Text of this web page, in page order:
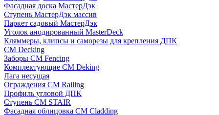
Фасадная доска МастерДэк
Ступень МастерДэк массив
Паркет садовый МастерДэк
Уголок анодированный MasterDeck
Кляммеры, клипсы и саморезы для крепления ДПК
CM Decking
Заборы CM Fencing
Комплектующие CM Deking
Лага несущая
Ограждения CM Railing
Профиль угловой ДПК
Ступень CM STAIR
Фасадная облицовка CM Cladding